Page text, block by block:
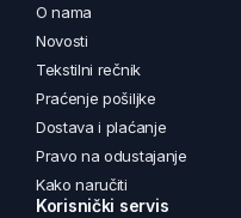
O nama
Novosti
Tekstilni rečnik
Praćenje pošiljke
Dostava i plaćanje
Pravo na odustajanje
Kako naručiti
Korisnički servis